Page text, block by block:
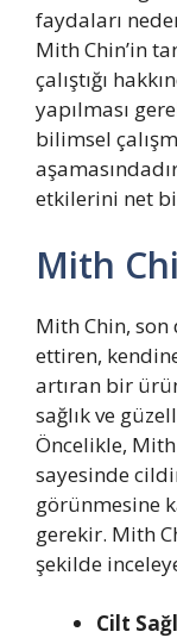
faydaları
Mith Chin’in
çalıştığı
yapılması
bilimsel
etkilerini net
Mith
Mith Chin, son
ettiren,
artıran bir
sağlık ve
Öncelikle,
sayesinde
görünmesine
gerekir. Mith
şekilde
Cilt